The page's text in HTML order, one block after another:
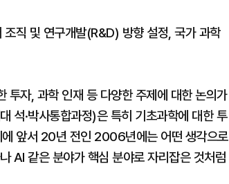
직 및 연구개발(R&D) 방향 설정, 국가 과학
투자, 과학 인재 등 다양한 주제에 대한 논의가
석·박사통합과정)은 특히 기초과학에 대한 투
앞서 20년 전인 2006년에는 어떤 생각으로
AI 같은 분야가 핵심 분야로 자리잡은 것처럼